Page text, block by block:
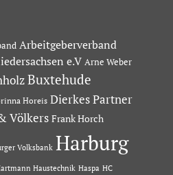
Arbeitgeberverband
e.V Arne Weber
Buxtehude
Horeis Dierkes Partner
Völkers Frank Horch
Volksbank Harburg
Haustechnik Haspa HC